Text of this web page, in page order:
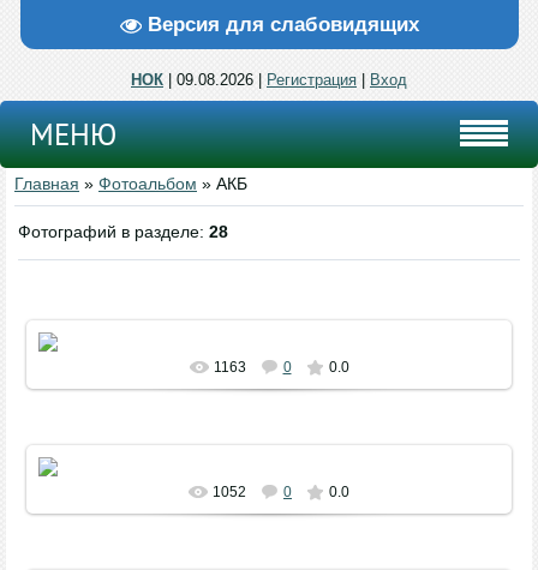
Версия для слабовидящих
НОК | 09.08.2026 | Регистрация Вход
МЕНЮ
Главная » Фотоальбом » АКБ
Фотографий в разделе: 28
многофункциональном клубе прошел районный фестиваль-конкурс
агитбригад и ...
1163 0 0.0
многофункциональном клубе прошел районный фестиваль-конкурс
агитбригад и ...
1052 0 0.0